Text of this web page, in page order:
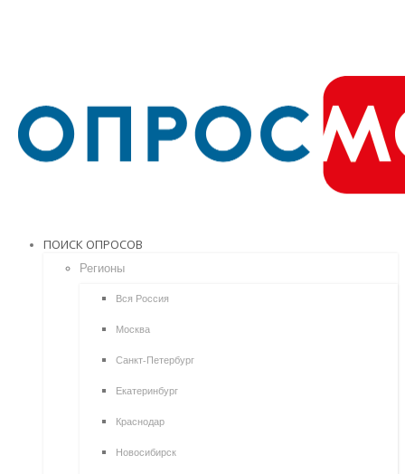
ПОИСК ОПРОСОВ
Регионы
Вся Россия
Москва
Санкт-Петербург
Екатеринбург
Краснодар
Новосибирск